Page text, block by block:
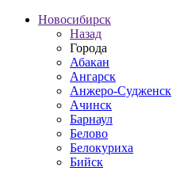
Новосибирск
Назад
Города
Абакан
Ангарск
Анжеро-Судженск
Ачинск
Барнаул
Белово
Белокуриха
Бийск